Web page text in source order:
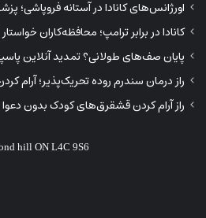
اورژانس‌های کانادا در آستانه فروپاشی؛
کانادا در برابر ترامپ؛ محافظه‌کاران
پایان صف‌های طولانی؟ تمدید آنلاین پاسپورت
راز درمان سندرم روده تحریک‌پذیر؛ آرام
راز آرام کردن قشقرق‌های کودک بدون دعوا
hill ON L4C 9S6